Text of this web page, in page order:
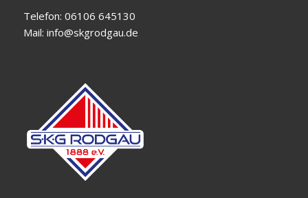
Telefon: 06106 645130
Mail: info@skgrodgau.de